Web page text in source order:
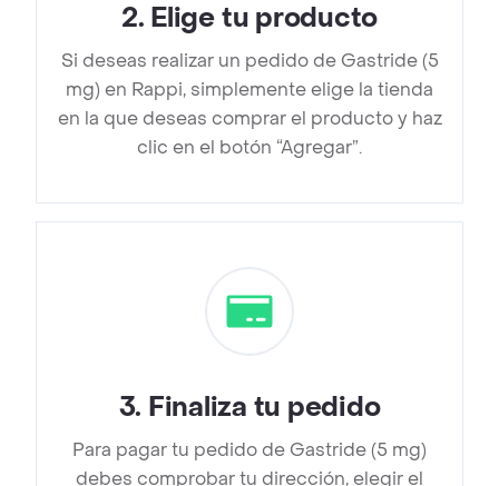
2. Elige tu producto
Si deseas realizar un pedido de Gastride (5
mg) en Rappi, simplemente elige la tienda
en la que deseas comprar el producto y haz
clic en el botón “Agregar”.
3. Finaliza tu pedido
Para pagar tu pedido de Gastride (5 mg)
debes comprobar tu dirección, elegir el